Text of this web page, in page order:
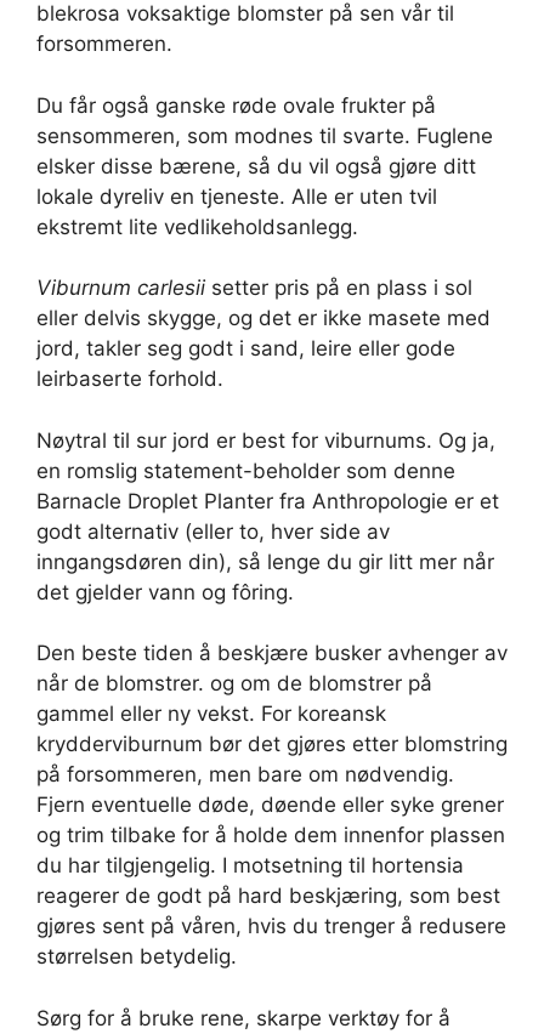
blekrosa voksaktige blomster på sen vår til
forsommeren.
Du får også ganske røde ovale frukter på
sensommeren, som modnes til svarte. Fuglene
elsker disse bærene, så du vil også gjøre ditt
lokale dyreliv en tjeneste. Alle er uten tvil
ekstremt lite vedlikeholdsanlegg.
Viburnum carlesii setter pris på en plass i sol
eller delvis skygge, og det er ikke masete med
jord, takler seg godt i sand, leire eller gode
leirbaserte forhold.
Nøytral til sur jord er best for viburnums. Og ja,
en romslig statement-beholder som denne
Barnacle Droplet Planter fra Anthropologie er et
godt alternativ (eller to, hver side av
inngangsdøren din), så lenge du gir litt mer når
det gjelder vann og fôring.
Den beste tiden å beskjære busker avhenger av
når de blomstrer. og om de blomstrer på
gammel eller ny vekst. For koreansk
krydderviburnum bør det gjøres etter blomstring
på forsommeren, men bare om nødvendig.
Fjern eventuelle døde, døende eller syke grener
og trim tilbake for å holde dem innenfor plassen
du har tilgjengelig. I motsetning til hortensia
reagerer de godt på hard beskjæring, som best
gjøres sent på våren, hvis du trenger å redusere
størrelsen betydelig.
Sørg for å bruke rene, skarpe verktøy for å